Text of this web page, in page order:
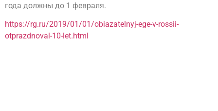
года должны до 1 февраля.
https://rg.ru/2019/01/01/obiazatelnyj-ege-v-rossii-
otprazdnoval-10-let.html